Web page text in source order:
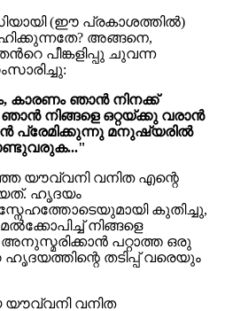
(ഈ പ്രകാശത്തിൽ)
അങ്ങനെ,
പീങ്കളിപ്പു ചുവന്ന
കാരണം ഞാൻ നിനക്ക്
നിങ്ങളെ ഒറ്റയ്ക്കു വരാൻ
പ്രേമിക്കുന്നു മനുഷ്യരിൽ
യൗവ്വനി വനിത എന്റെ
ഹൃദയം
കുതിച്ചു,
നിങ്ങളെ
പറ്റാത്ത ഒരു
തടിപ്പ് വരെയും
യൗവ്വനി വനിത